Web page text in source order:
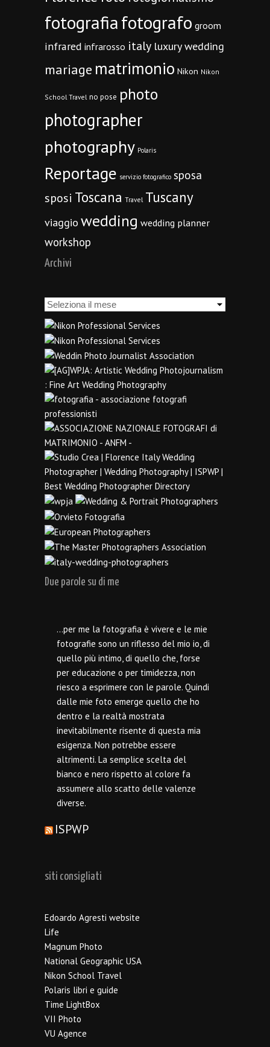
fotografiafotografo groom
infrared infrarosso italy luxury wedding
mariage matrimonio Nikon Nikon
School Travel no pose photo
photographer
photography Polaris
Reportage servizio fotografico sposa
sposi Toscana Travel Tuscany
viaggio wedding wedding planner
workshop
Archivi
Archivi
Due parole su di me
…per me la fotografia è vivere e le mie
fotografie sono un riflesso del mio io, di
quello più intimo, di quello che, forse
per educazione o per timidezza, non
riesco a esprimere con le parole. Quindi
dalle mie foto emerge quello che ho
dentro e la realtà mostrata
inevitabilmente risente di questa mia
esigenza. Non potrebbe essere
altrimenti. La semplice scelta del
bianco e nero rispetto al colore fa
assumere allo scatto delle valenze
diverse.
ISPWP
siti consigliati
Edoardo Agresti website
Life
Magnum Photo
National Geographic USA
Nikon School Travel
Polaris libri e guide
Time LightBox
VII Photo
VU Agence